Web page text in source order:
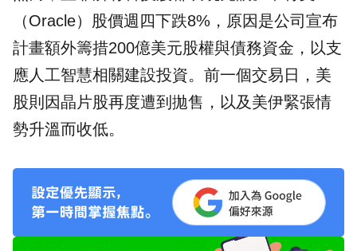
（Oracle）股價週四下跌8%，原因是公司宣布
計畫額外籌措200億美元股權與債務資金，以支
應人工智慧相關建設投資。前一個交易日，美
股則因晶片股再度遭到拋售，以及美伊緊張情
勢升溫而收低。